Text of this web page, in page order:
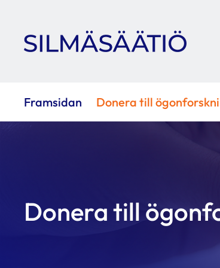
Framsidan Donera till
Donera till